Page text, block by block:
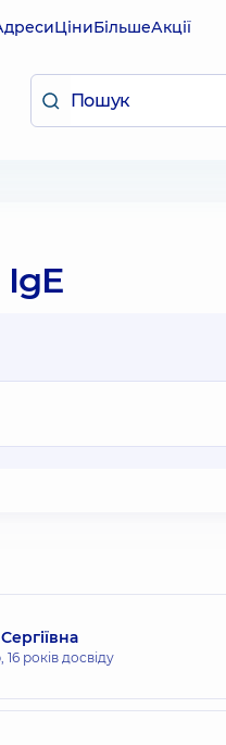
ЦіниБільшеАкції
IgE
16 років досвіду